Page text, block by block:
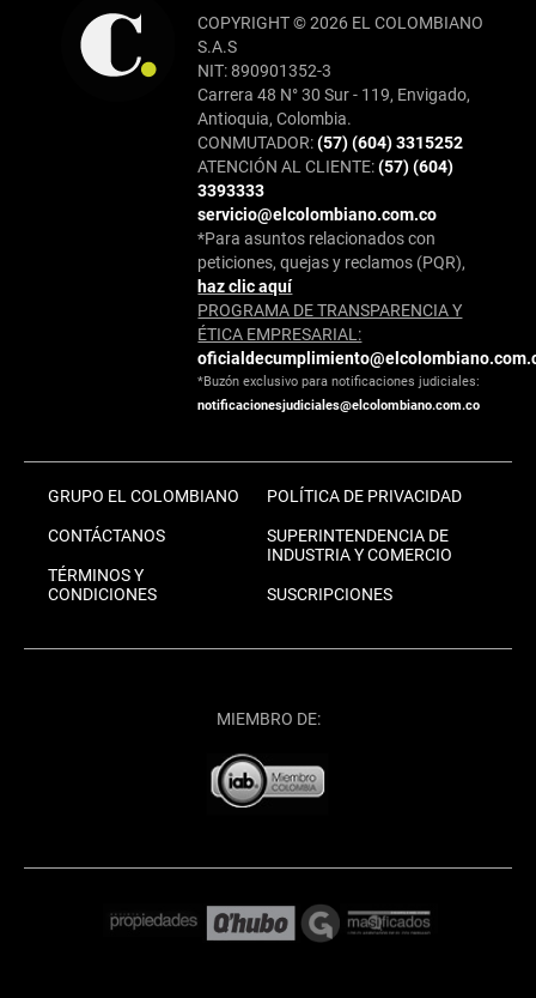
COPYRIGHT © 2026 EL COLOMBIANO
S.A.S
NIT: 890901352-3
Carrera 48 N° 30 Sur - 119, Envigado,
Antioquia, Colombia.
CONMUTADOR:(57) (604) 3315252
ATENCIÓN AL CLIENTE:(57) (604)
3393333
servicio@elcolombiano.com.co
*Para asuntos relacionados con
peticiones, quejas y reclamos (PQR),
haz clic aquí
PROGRAMA DE TRANSPARENCIA Y
ÉTICA EMPRESARIAL:
*Buzón exclusivo para notificaciones judiciales:
notificacionesjudiciales@elcolombiano.com.co
GRUPO EL COLOMBIANO
CONTÁCTANOS
TÉRMINOS Y
CONDICIONES
POLÍTICA DE PRIVACIDAD
SUPERINTENDENCIA DE
INDUSTRIA Y COMERCIO
SUSCRIPCIONES
MIEMBRO DE: